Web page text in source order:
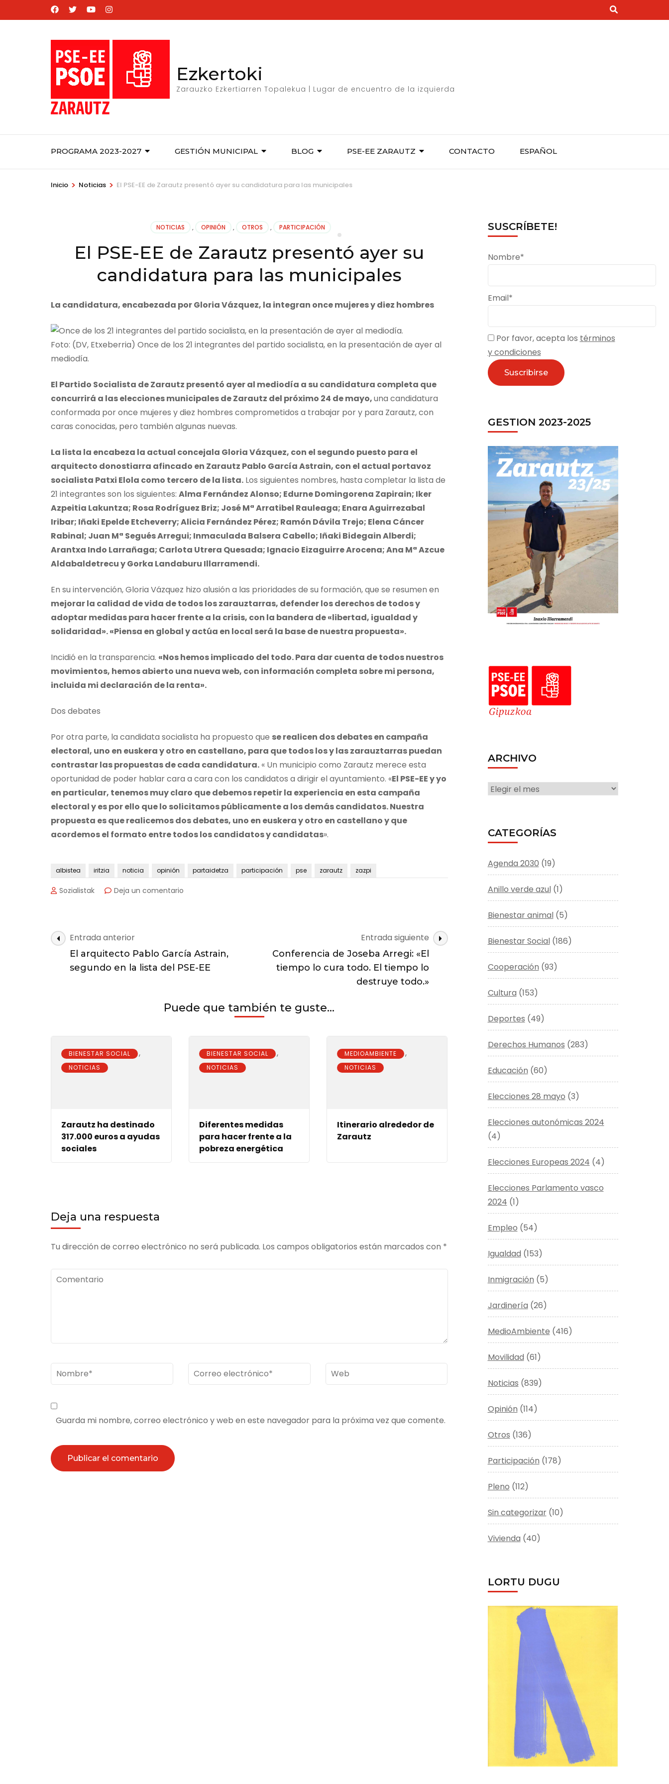
al
Ezkertoki
Zarauzko Ezkertiarren Topalekua | Lugar de encuentro de la izquierda
PROGRAMA 2023-2027 GESTIÓN MUNICIPAL BLOG PSE-EE ZARAUTZ CONTACTO ESPAÑOL
Inicio > Noticias > El PSE-EE de Zarautz presentó ayer su candidatura para las municipales
NOTICIAS , OPINIÓN , OTROS , PARTICIPACIÓN
El PSE-EE de Zarautz presentó ayer su
candidatura para las municipales
La candidatura, encabezada por Gloria Vázquez, la integran once mujeres y diez hombres
Foto: (DV, Etxeberria) Once de los 21 integrantes del partido socialista, en la presentación de ayer al
mediodía.
El Partido Socialista de Zarautz presentó ayer al mediodía a su candidatura completa que
concurrirá a las elecciones municipales de Zarautz del próximo 24 de mayo,una candidatura
conformada por once mujeres y diez hombres comprometidos a trabajar por y para Zarautz, con
caras conocidas, pero también algunas nuevas.
La lista la encabeza la actual concejala Gloria Vázquez, con el segundo puesto para el
arquitecto donostiarra afincado en Zarautz Pablo García Astrain, con el actual portavoz
socialista Patxi Elola como tercero de la lista. Los siguientes nombres, hasta completar la lista de
21 integrantes son los siguientes: Alma Fernández Alonso; Edurne Domingorena Zapirain; Iker
Azpeitia Lakuntza; Rosa Rodríguez Briz; José Mª Arratibel Rauleaga; Enara Aguirrezabal
Iribar; Iñaki Epelde Etcheverry; Alicia Fernández Pérez; Ramón Dávila Trejo; Elena Cáncer
Rabinal; Juan Mª Segués Arregui; Inmaculada Balsera Cabello; Iñaki Bidegain Alberdi;
Arantxa Indo Larrañaga; Carlota Utrera Quesada; Ignacio Eizaguirre Arocena; Ana Mª Azcue
Aldabaldetrecu y Gorka Landaburu Illarramendi.
En su intervención, Gloria Vázquez hizo alusión a las prioridades de su formación, que se resumen en
mejorar la calidad de vida de todos los zarauztarras, defender los derechos de todos y
adoptar medidas para hacer frente a la crisis, con la bandera de «libertad, igualdad y
solidaridad». «Piensa en global y actúa en local será la base de nuestra propuesta».
Incidió en la transparencia. «Nos hemos implicado del todo. Para dar cuenta de todos nuestros
movimientos, hemos abierto una nueva web, con información completa sobre mi persona,
incluida mi declaración de la renta».
Dos debates
Por otra parte, la candidata socialista ha propuesto que se realicen dos debates en campaña
electoral, uno en euskera y otro en castellano, para que todos los y las zarauztarras puedan
contrastar las propuestas de cada candidatura. « Un municipio como Zarautz merece esta
oportunidad de poder hablar cara a cara con los candidatos a dirigir el ayuntamiento. «El PSE-EE y yo
en particular, tenemos muy claro que debemos repetir la experiencia en esta campaña
electoral y es por ello que lo solicitamos públicamente a los demás candidatos. Nuestra
propuesta es que realicemos dos debates, uno en euskera y otro en castellano y que
acordemos el formato entre todos los candidatos y candidatas».
albistea iritzia noticia opinión partaidetza participación pse zarautz zazpi
Sozialistak Deja un comentario
presentó
ayer
su
las
municipales
Navegación
de
Entrada anterior
El arquitecto Pablo García Astrain,
segundo en la lista del PSE-EE
Entrada siguiente
Conferencia de Joseba Arregi: «El
tiempo lo cura todo. El tiempo lo
destruye todo.»
Puede que también te guste...
BIENESTAR SOCIAL ,
NOTICIAS
Zarautz ha destinado
317.000 euros a ayudas
sociales
BIENESTAR SOCIAL ,
NOTICIAS
Diferentes medidas
para hacer frente a la
pobreza energética
MEDIOAMBIENTE ,
NOTICIAS
Itinerario alrededor de
Zarautz
Deja una respuesta
Tu dirección de correo electrónico no será publicada. Los campos obligatorios están marcados con *
Comentario
Nombre*
Correo
electrónico*
Web
Guarda mi nombre, correo electrónico y web en este navegador para la próxima vez que comente.
SUSCRÍBETE!
Nombre*
Email*
Por favor, acepta los términos
y condiciones
GESTION 2023-2025
ARCHIVO
ARCHIVO
CATEGORÍAS
Agenda 2030 (19)
Anillo verde azul(1)
Bienestar animal(5)
Bienestar Social(186)
Cooperación (93)
Cultura (153)
Deportes (49)
Derechos Humanos (283)
Educación (60)
Elecciones 28 mayo (3)
Elecciones autonómicas 2024
(4)
Elecciones Europeas 2024 (4)
Elecciones Parlamento vasco
2024 (1)
Empleo (54)
Igualdad (153)
Inmigración (5)
Jardinería (26)
MedioAmbiente (416)
Movilidad (61)
Noticias (839)
Opinión (114)
Otros (136)
Participación (178)
Pleno (112)
Sin categorizar(10)
Vivienda (40)
LORTU DUGU